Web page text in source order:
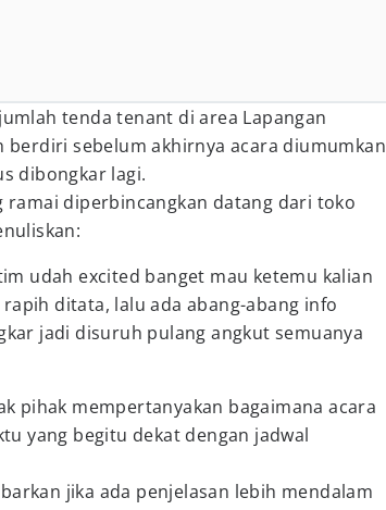
tenda tenant di area Lapangan
berdiri sebelum akhirnya acara diumumkan
dibongkar lagi.
ramai diperbincangkan datang dari toko
udah excited banget mau ketemu kalian
ditata, lalu ada abang-abang info
jadi disuruh pulang angkut semuanya
pihak mempertanyakan bagaimana acara
yang begitu dekat dengan jadwal
jika ada penjelasan lebih mendalam